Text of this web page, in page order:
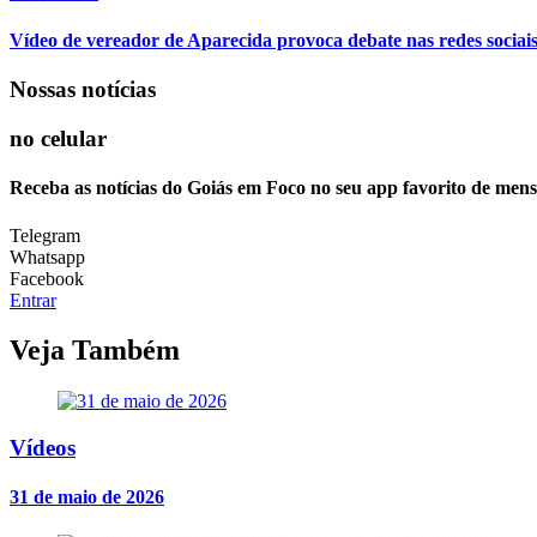
Vídeo de vereador de Aparecida provoca debate nas redes
Nossas notícias
no celular
Receba as notícias do Goiás em Foco no seu app favorito de
Telegram
Whatsapp
Facebook
Entrar
Veja Também
Vídeos
31 de maio de 2026